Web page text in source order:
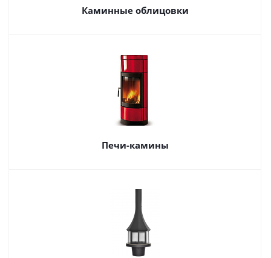
Каминные облицовки
Печи-камины